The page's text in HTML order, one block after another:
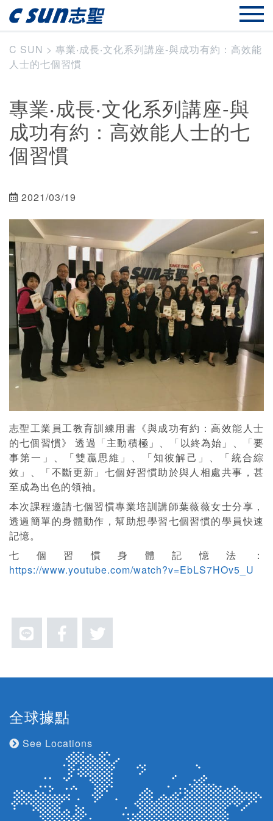
C SUN > 專業‧成長‧文化系列講座-與成功有約：高效能
人士的七個習慣
專業‧成長‧文化系列講座-與
成功有約：高效能人士的七
個習慣
2021/03/19
志聖工業員工教育訓練用書《與成功有約：高效能人士
的七個習慣》 透過「主動積極」、「以終為始」、「要
事第一」、「雙贏思維」、「知彼解己」、「統合綜
效」、「不斷更新」七個好習慣助於與人相處共事，甚
至成為出色的領袖。
本次課程邀請七個習慣專業培訓講師葉薇薇女士分享，
透過簡單的身體動作，幫助想學習七個習慣的學員快速
記憶。
七個習慣身體記憶法：
https://www.youtube.com/watch?v=EbLS7HOv5_U
全球據點
See Locations